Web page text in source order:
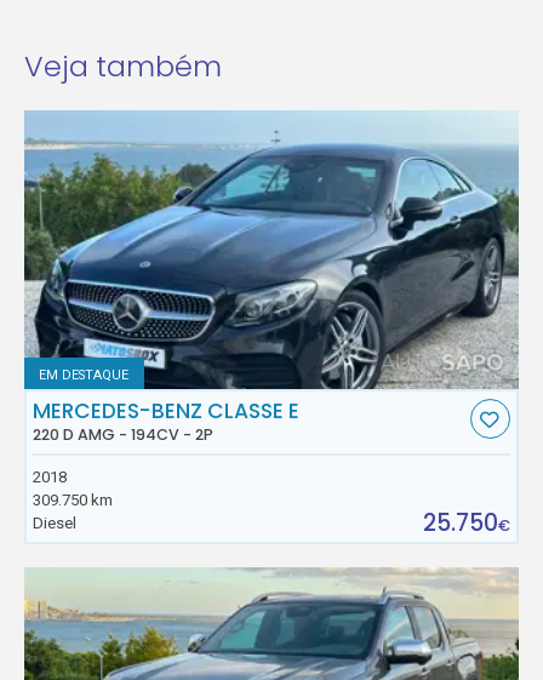
Veja também
EM DESTAQUE
MERCEDES-BENZ CLASSE E
220 D AMG - 194CV - 2P
2018
309.750 km
Diesel
25.750€